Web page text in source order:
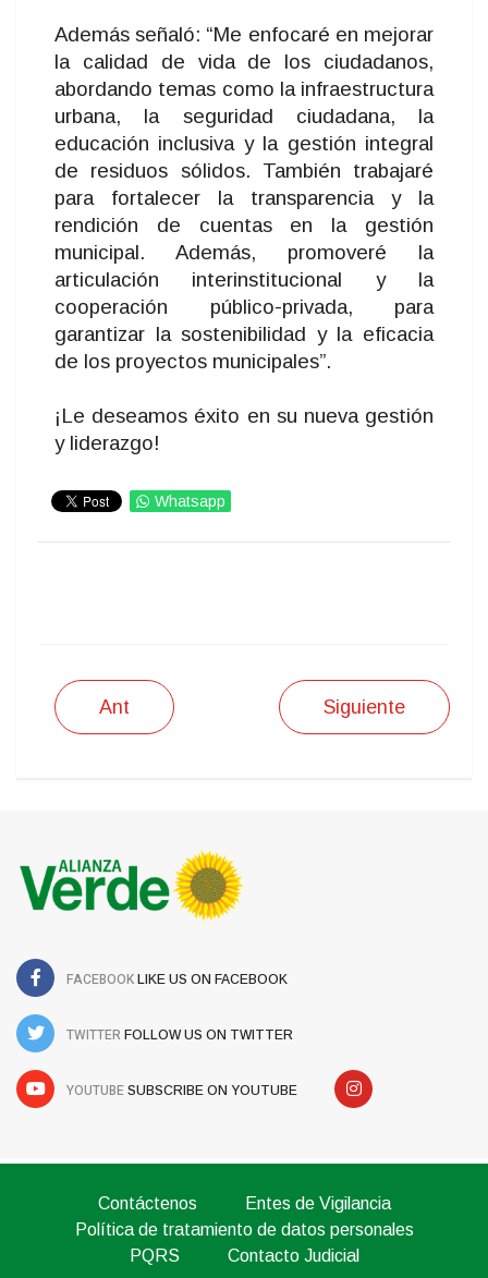
Además señaló: “Me enfocaré en mejorar
la calidad de vida de los ciudadanos,
abordando temas como la infraestructura
urbana, la seguridad ciudadana, la
educación inclusiva y la gestión integral
de residuos sólidos. También trabajaré
para fortalecer la transparencia y la
rendición de cuentas en la gestión
municipal. Además, promoveré la
articulación interinstitucional y la
cooperación público-privada, para
garantizar la sostenibilidad y la eficacia
de los proyectos municipales”.
¡Le deseamos éxito en su nueva gestión
y liderazgo!
Whatsapp
Ant Siguiente
FACEBOOK LIKE US ON FACEBOOK
TWITTER FOLLOW US ON TWITTER
YOUTUBE SUBSCRIBE ON YOUTUBE
Contáctenos
Entes de Vigilancia
Política de tratamiento de datos personales
PQRS
Contacto Judicial